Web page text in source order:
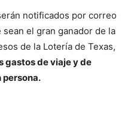
notificados por correo
el gran ganador de la
de la Lotería de Texas,
gastos de viaje y de
persona.